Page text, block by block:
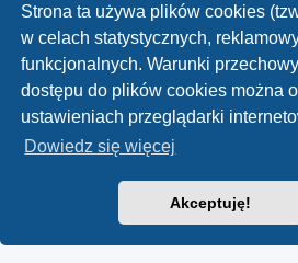
Strona ta używa plików cookies
w celach statystycznych,
funkcjonalnych. Warunki
dostępu do plików cookies można
ustawieniach przeglądarki
Dowiedz się więcej
Akceptuję!
Technologię dostarczaphpBB ® Forum
Zasady ochrony danych